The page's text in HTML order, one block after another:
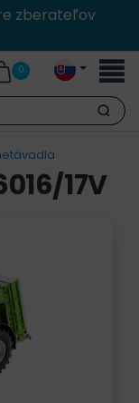
zberateľov
0
Hľadať
17V